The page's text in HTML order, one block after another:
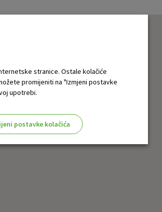
stranice. Ostale kolačiće
promijeniti na "Izmjeni postavke
upotrebi.
postavke kolačića